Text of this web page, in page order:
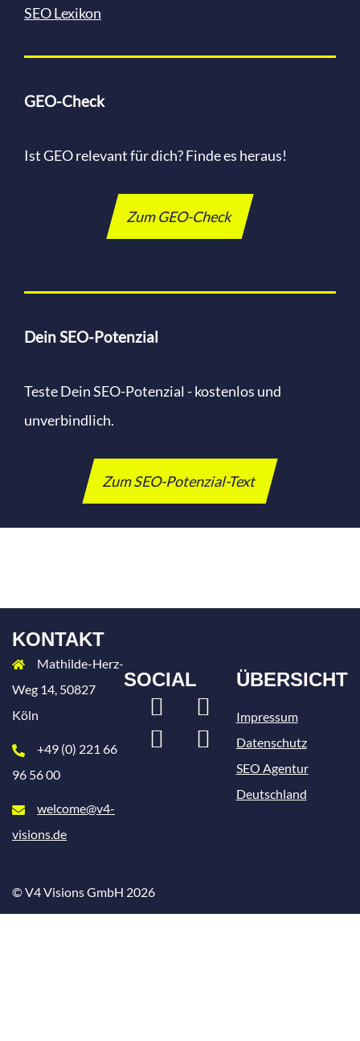
SEO Lexikon
GEO-Check
Ist GEO relevant für dich? Finde es heraus!
Zum GEO-Check
Dein SEO-Potenzial
Teste Dein SEO-Potenzial - kostenlos und
unverbindlich.
Zum SEO-Potenzial-Text
KONTAKT
Mathilde-Herz-
Weg 14, 50827
Köln
+49 (0) 221 66
96 56 00
welcome@v4-
visions.de
SOCIAL
LinkedIn
Instagram
ÜBERSICHT
Impressum
Datenschutz
SEO Agentur
Deutschland
© V4 Visions GmbH 2026